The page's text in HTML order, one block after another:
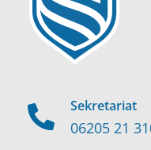
Sekretariat
06205 21